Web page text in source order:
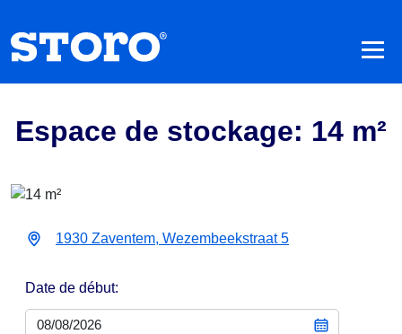
Espace de stockage: 14 m²
1930 Zaventem, Wezembeekstraat 5
Date de début: